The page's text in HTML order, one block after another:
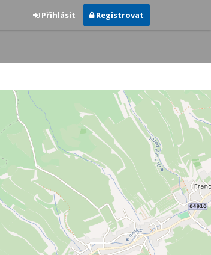
Přihlásit Registrovat